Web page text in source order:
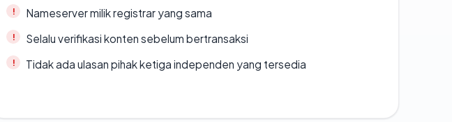
Nameserver milik registrar yang sama
Selalu verifikasi konten sebelum bertransaksi
Tidak ada ulasan pihak ketiga independen yang tersedia